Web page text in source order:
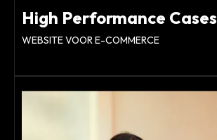
High Performance Cases
WEBSITE VOOR E-COMMERCE